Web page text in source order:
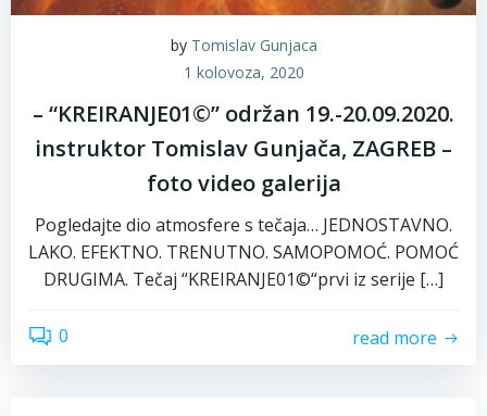
by Tomislav Gunjaca
1 kolovoza, 2020
– “KREIRANJE01©” održan 19.-20.09.2020.
instruktor Tomislav Gunjača, ZAGREB –
foto video galerija
Pogledajte dio atmosfere s tečaja… JEDNOSTAVNO.
LAKO. EFEKTNO. TRENUTNO. SAMOPOMOĆ. POMOĆ
DRUGIMA. Tečaj “KREIRANJE01©“prvi iz serije […]
0 read more